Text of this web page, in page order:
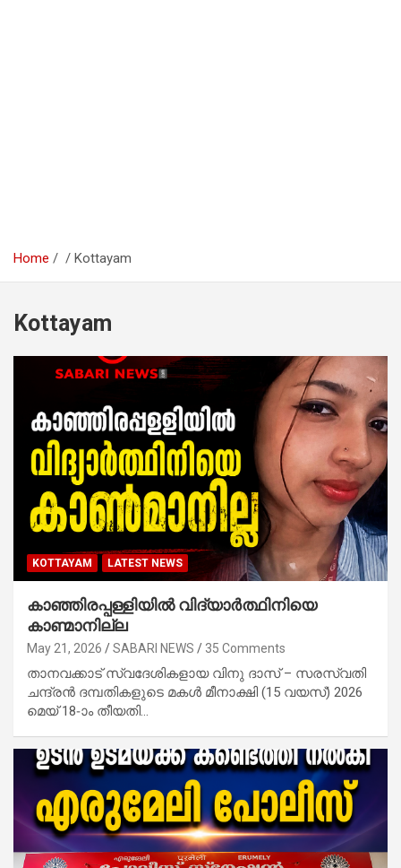
Home Kottayam
Kottayam
KOTTAYAM LATEST NEWS
കാഞ്ഞിരപ്പള്ളിയിൽ വിദ്യാർത്ഥിനിയെ
കാണ്മാനില്ല
May 21, 2026 SABARI NEWS 35 Comments
താനവക്കാട് സ്വദേശികളായ വിനു ദാസ് – സരസ്വതി
ചന്ദ്രൻ ദമ്പതികളുടെ മകൾ മീനാക്ഷി (15 വയസ്) 2026
മെയ് 18-ാം തീയതി…